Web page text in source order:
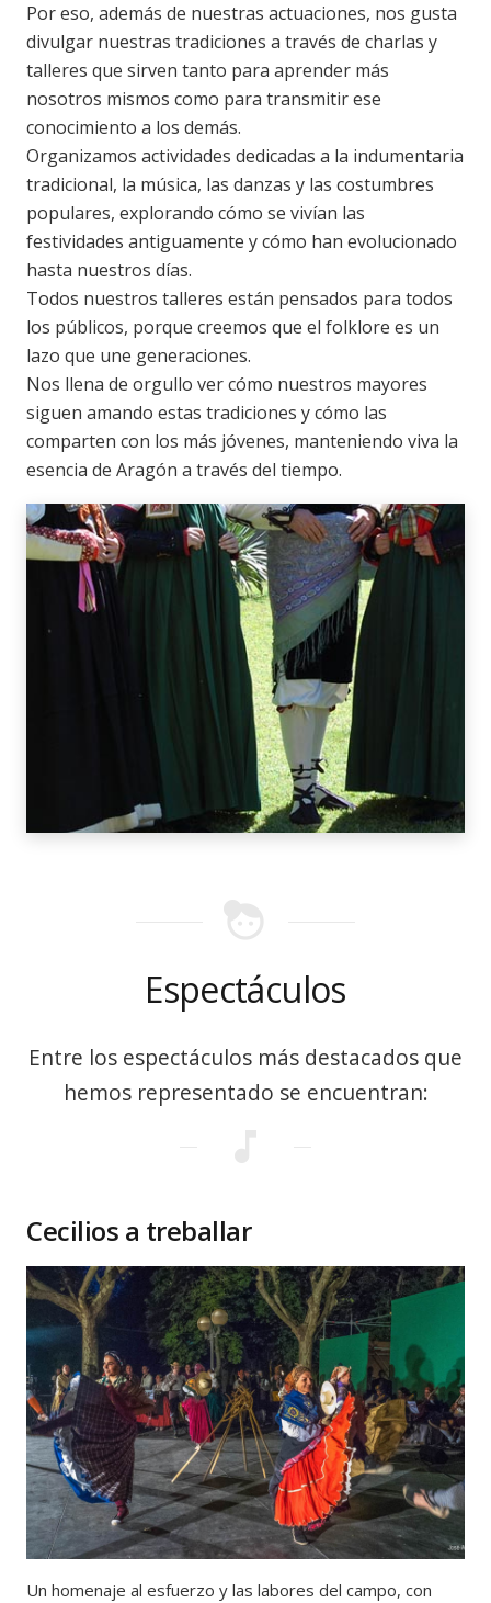
Por eso, además de nuestras actuaciones, nos gusta
divulgar nuestras tradiciones a través de charlas y
talleres que sirven tanto para aprender más
nosotros mismos como para transmitir ese
conocimiento a los demás.
Organizamos actividades dedicadas a la indumentaria
tradicional, la música, las danzas y las costumbres
populares, explorando cómo se vivían las
festividades antiguamente y cómo han evolucionado
hasta nuestros días.
Todos nuestros talleres están pensados para todos
los públicos, porque creemos que el folklore es un
lazo que une generaciones.
Nos llena de orgullo ver cómo nuestros mayores
siguen amando estas tradiciones y cómo las
comparten con los más jóvenes, manteniendo viva la
esencia de Aragón a través del tiempo.
Espectáculos
Entre los espectáculos más destacados que
hemos representado se encuentran:
Cecilios a treballar
Un homenaje al esfuerzo y las labores del campo, con